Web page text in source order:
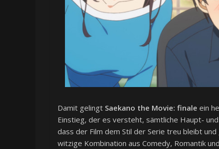
Damit gelingt Saekano the Movie: finale ein
Einstieg, der es versteht, sämtliche Haupt-
dass der Film dem Stil der Serie treu bleibt
witzige Kombination aus Comedy, Romantik